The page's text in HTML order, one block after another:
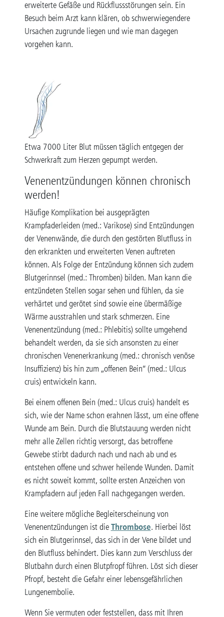
erweiterte Gefäße und Rückflussstörungen sein. Ein
Besuch beim Arzt kann klären, ob schwerwiegendere
Ursachen zugrunde liegen und wie man dagegen
vorgehen kann.
Etwa 7000 Liter Blut müssen täglich entgegen der
Schwerkraft zum Herzen gepumpt werden.
Venenentzündungen können chronisch
werden!
Häufige Komplikation bei ausgeprägten
Krampfaderleiden (med.: Varikose) sind Entzündungen
der Venenwände, die durch den gestörten Blutfluss in
den erkrankten und erweiterten Venen auftreten
können. Als Folge der Entzündung können sich zudem
Blutgerinnsel (med.: Thromben) bilden. Man kann die
entzündeten Stellen sogar sehen und fühlen, da sie
verhärtet und gerötet sind sowie eine übermäßige
Wärme ausstrahlen und stark schmerzen. Eine
Venenentzündung (med.: Phlebitis) sollte umgehend
behandelt werden, da sie sich ansonsten zu einer
chronischen Venenerkrankung (med.: chronisch venöse
Insuffizienz) bis hin zum „offenen Bein“ (med.: Ulcus
cruis) entwickeln kann.
Bei einem offenen Bein (med.: Ulcus cruis) handelt es
sich, wie der Name schon erahnen lässt, um eine offene
Wunde am Bein. Durch die Blutstauung werden nicht
mehr alle Zellen richtig versorgt, das betroffene
Gewebe stirbt dadurch nach und nach ab und es
entstehen offene und schwer heilende Wunden. Damit
es nicht soweit kommt, sollte ersten Anzeichen von
Krampfadern auf jeden Fall nachgegangen werden.
Eine weitere mögliche Begleiterscheinung von
Venenentzündungen ist dieThrombose. Hierbei löst
sich ein Blutgerinnsel, das sich in der Vene bildet und
den Blutfluss behindert. Dies kann zum Verschluss der
Blutbahn durch einen Blutpfropf führen. Löst sich dieser
Pfropf, besteht die Gefahr einer lebensgefährlichen
Lungenembolie.
Wenn Sie vermuten oder feststellen, dass mit Ihren